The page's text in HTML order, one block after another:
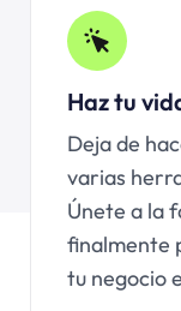
Haz tu
Deja de
varias
Únete a la
finalmente
tu negocio